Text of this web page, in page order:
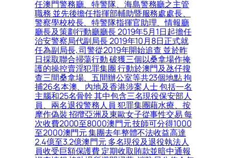
任澳門警務廳、特警隊、海島警務廳之主管
職務 並先後擔任指揮部輔助暨服務處處長、
警察學校校長、特警隊指揮官助理、情報廳
廳長及策劃行動廳廳長 2019年5月1日起擔任
治安警察局代副局長 2019年10月8日正式就
任為副局長, 司警從2019年開始追查 並於昨
日採取聯合掃蕩行動 破獲三個以桑拿場作掩
護的操控賣淫犯罪集團 行動於澳門及氹仔搜
查三間桑拿場、五間辦公室等共23個地點 拘
捕26名本澳、內地及香港涉案人士 包括一名
主腦和25名骨幹 其中包含三名現役保安部人
員、兩名退役警務人員 犯罪集團藉水療、按
摩作偽裝 招攬亞洲及東歐女子從事性交易 每
次收費2000至8000澳門元 技師可分得1000
至2000澳門元 集團去年整體不法收益高達
2.4億至3.2億澳門元 多名現役及退役執法人
員收受巨額保護費 定期收取賄款並暗中通報